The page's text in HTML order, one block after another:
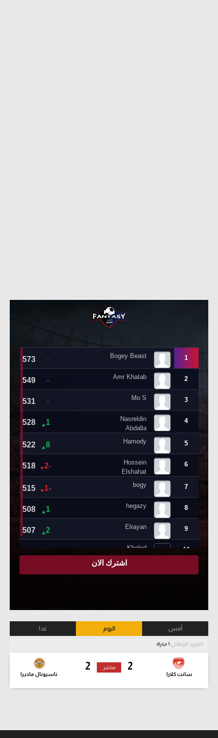
أمس اليوم غدا
الدوري البرتغالي
2
سانت كلارا
2
ناسيونال ماديرا
مباشر